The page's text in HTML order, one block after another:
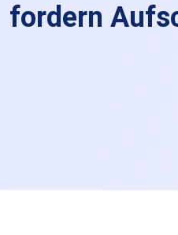
fordern